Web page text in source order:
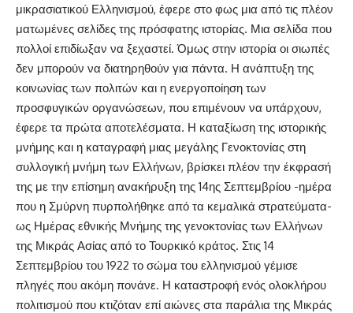
μικρασιατικού Ελληνισμού, έφερε στο φως μια από τις πλέον
ματωμένες σελίδες της πρόσφατης ιστορίας. Μια σελίδα που
πολλοί επιδίωξαν να ξεχαστεί. Όμως στην ιστορία οι σιωπές
δεν μπορούν να διατηρηθούν για πάντα. Η ανάπτυξη της
κοινωνίας των πολιτών και η ενεργοποίηση των
προσφυγικών οργανώσεων, που επιμένουν να υπάρχουν,
έφερε τα πρώτα αποτελέσματα. Η καταξίωση της ιστορικής
μνήμης και η καταγραφή μιας μεγάλης Γενοκτονίας στη
συλλογική μνήμη των Ελλήνων, βρίσκει πλέον την έκφρασή
της με την επίσημη ανακήρυξη της 14ης Σεπτεμβρίου -ημέρα
που η Σμύρνη πυρπολήθηκε από τα κεμαλικά στρατεύματα-
ως Ημέρας εθνικής Μνήμης της γενοκτονίας των Ελλήνων
της Μικράς Ασίας από το Τουρκικό κράτος. Στις 14
Σεπτεμβρίου του 1922 το σώμα του ελληνισμού γέμισε
πληγές που ακόμη πονάνε. Η καταστροφή ενός ολοκλήρου
πολιτισμού που κτιζόταν επί αιώνες στα παράλια της Μικράς